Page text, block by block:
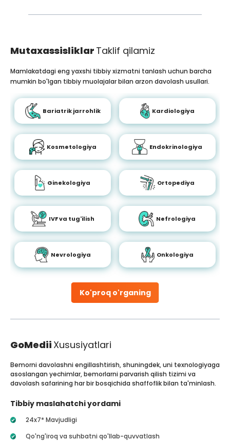
Mutaxassisliklar Taklif qilamiz
Ko'proq o'rganing
Mamlakatdagi eng yaxshi tibbiy xizmatni tanlash uchun barcha
mumkin bo'lgan tibbiy muolajalar bilan arzon davolash usullari.
Bariatrik jarrohlik Kardiologiya
Kosmetologiya Endokrinologiya
Ginekologiya Ortopediya
IVF va tug'ilish Nefrologiya
Nevrologiya Onkologiya
GoMedii Xususiyatlari
Bemorni davolashni engillashtirish, shuningdek, uni texnologiyaga
asoslangan yechimlar, bemorlarni parvarish qilish tizimi va
davolash safarining har bir bosqichida shaffoflik bilan ta'minlash.
Tibbiy maslahatchi yordami
24x7* Mavjudligi
Qo'ng'iroq va suhbatni qo'llab-quvvatlash